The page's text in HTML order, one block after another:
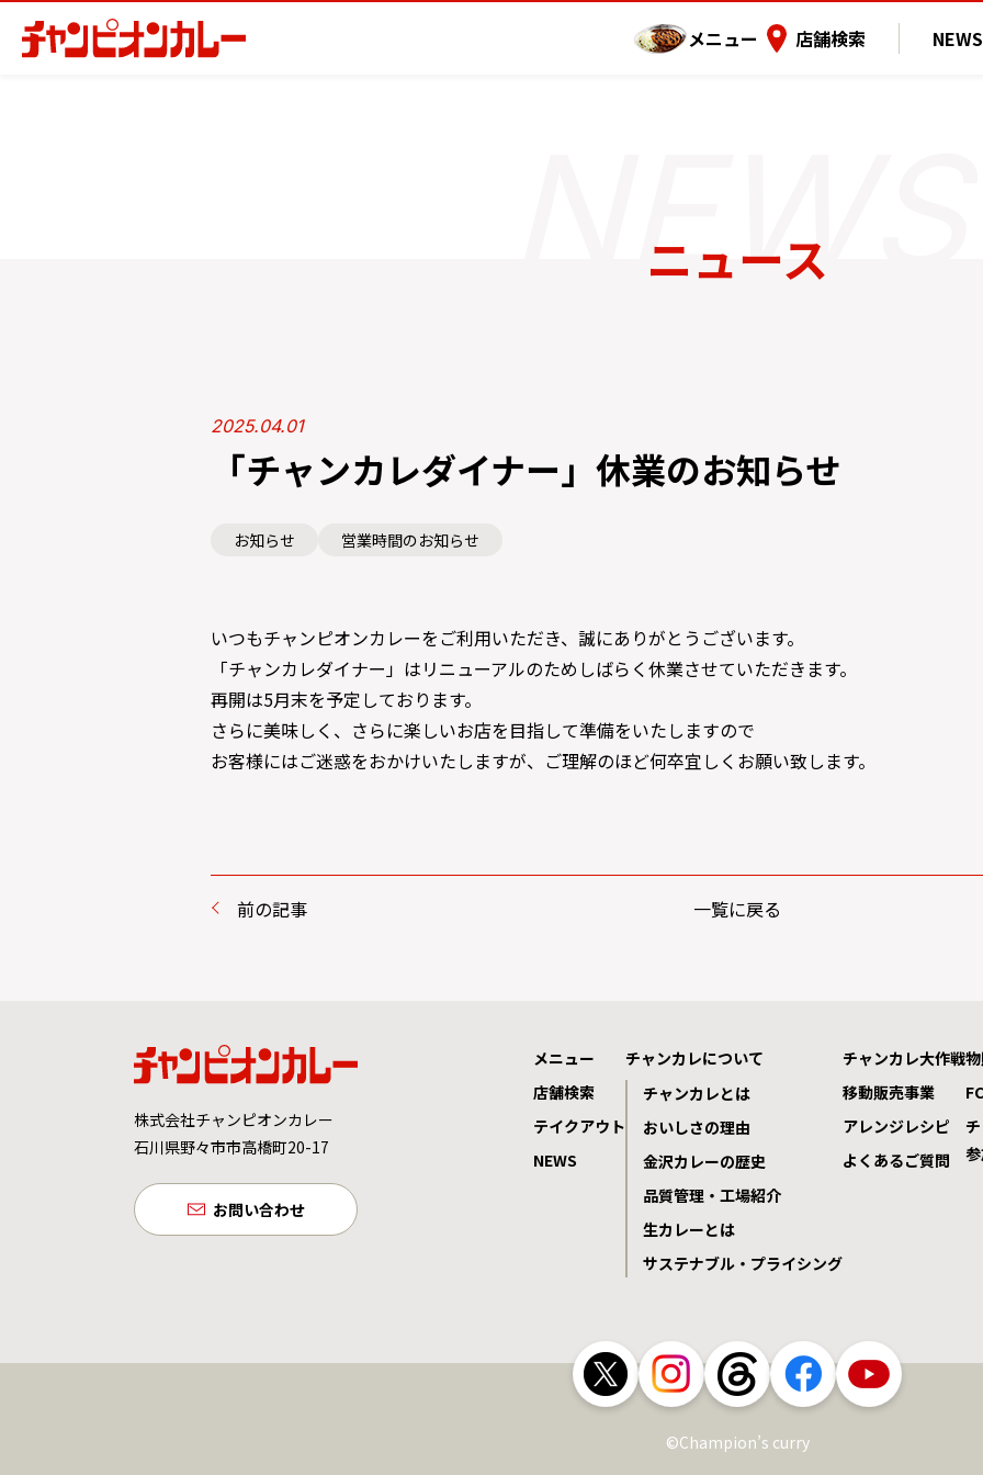
メニュー 店舗検索 NEWS
ニュース
2025.04.01
「チャンカレダイナー」休業のお知らせ
お知らせ 営業時間のお知らせ
いつもチャンピオンカレーをご利用いただき、誠にありがとうございます。
「チャンカレダイナー」はリニューアルのためしばらく休業させていただきます。
再開は5月末を予定しております。
さらに美味しく、さらに楽しいお店を目指して準備をいたしますので
お客様にはご迷惑をおかけいたしますが、ご理解のほど何卒宜しくお願い致します。
前の記事 一覧に戻る
株式会社チャンピオンカレー
石川県野々市市高橋町20-17
お問い合わせ
メニュー
店舗検索
テイクアウト
NEWS
チャンカレについて
チャンカレとは
おいしさの理由
金沢カレーの歴史
品質管理・工場紹介
生カレーとは
サステナブル・プライシング
チャンカレ大作戦
移動販売事業
アレンジレシピ
よくあるご質問
©Champion’s curry